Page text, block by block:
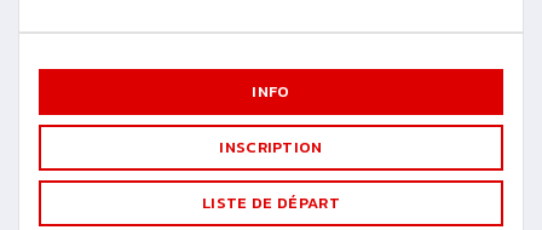
INFO
INSCRIPTION
LISTE DE DÉPART